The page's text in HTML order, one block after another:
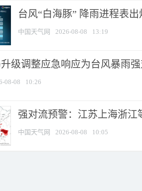
台风“白海豚” 降雨进程表
中国天气网 2026-08-08 13:19
级调整应急响应为台风暴雨
08-08 10:26
强对流预警：江苏上海浙江
中国天气网 2026-08-08 10:05